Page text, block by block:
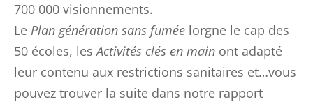
700 000 visionnements.
Le Plan génération sans fumée lorgne le cap des
50 écoles, lesActivités clés en main ont adapté
leur contenu aux restrictions sanitaires et…vous
pouvez trouver la suite dans notre rapport